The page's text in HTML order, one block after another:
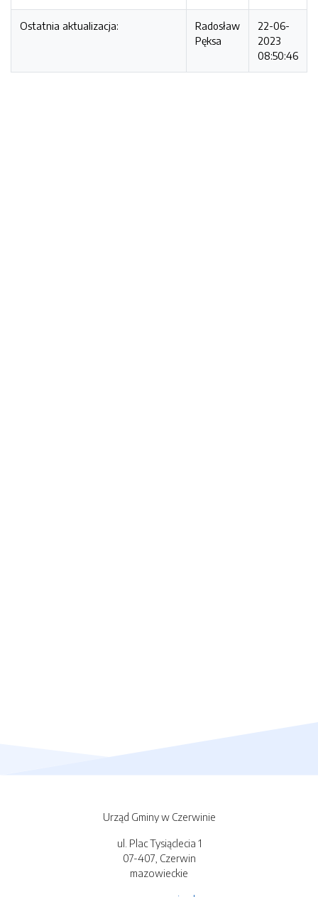
Ostatnia aktualizacja:
Radosław
Pęksa
22-06-
2023
08:50:46
Urząd Gminy w Czerwinie
ul. Plac Tysiąclecia 1
07-407, Czerwin
mazowieckie